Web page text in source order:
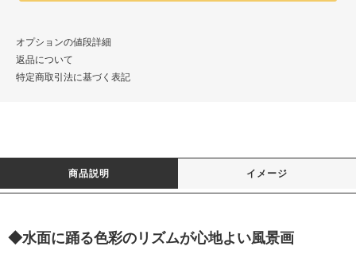
オプションの値段詳細
返品について
特定商取引法に基づく表記
商品説明 イメージ
◆水面に踊る色彩のリズムが心地よい風景画